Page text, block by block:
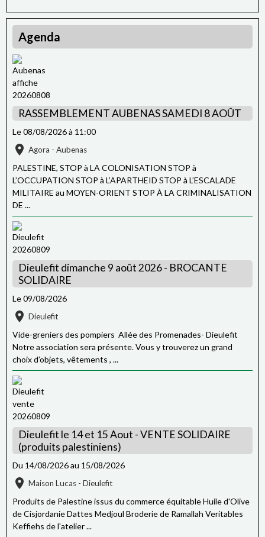
Agenda
RASSEMBLEMENT AUBENAS SAMEDI 8 AOÛT
Le 08/08/2026à 11:00
Agora - Aubenas
PALESTINE, STOP à LA COLONISATION STOP à
L’OCCUPATION STOP à L’APARTHEID STOP à L’ESCALADE
MILITAIRE au MOYEN-ORIENT STOP À LA CRIMINALISATION
DE ...
Dieulefit dimanche 9 août 2026 - BROCANTE
SOLIDAIRE
Le 09/08/2026
Dieulefit
Vide-greniers des pompiers Allée des Promenades- Dieulefit
Notre association sera présente. Vous y trouverez un grand
choix d’objets, vêtements , ...
Dieulefit le 14 et 15 Aout - VENTE SOLIDAIRE
(produits palestiniens)
Du 14/08/2026au 15/08/2026
Maison Lucas - Dieulefit
Produits de Palestine issus du commerce équitable Huile d'Olive
de Cisjordanie Dattes Medjoul Broderie de Ramallah Veritables
Keffiehs de l'atelier ...